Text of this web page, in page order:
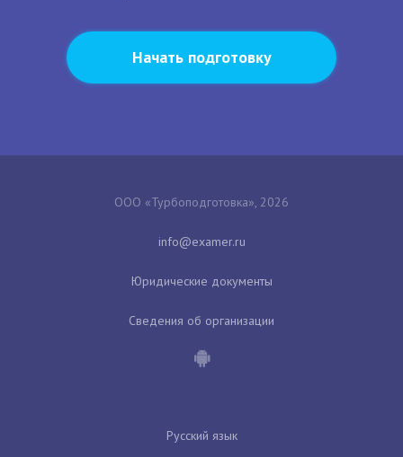
Начать подготовку
ООО «Турбоподготовка», 2026
Юридические документы
Сведения об организации
Русский язык